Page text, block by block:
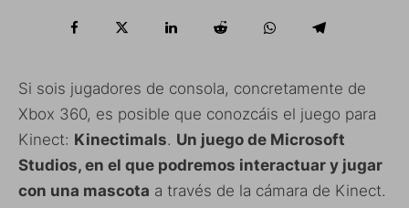
Si sois jugadores de consola, concretamente de
Xbox 360, es posible que conozcáis el juego para
Kinect: Kinectimals. Un juego de Microsoft
Studios, en el que podremos interactuar y jugar
con una mascota a través de la cámara de Kinect.